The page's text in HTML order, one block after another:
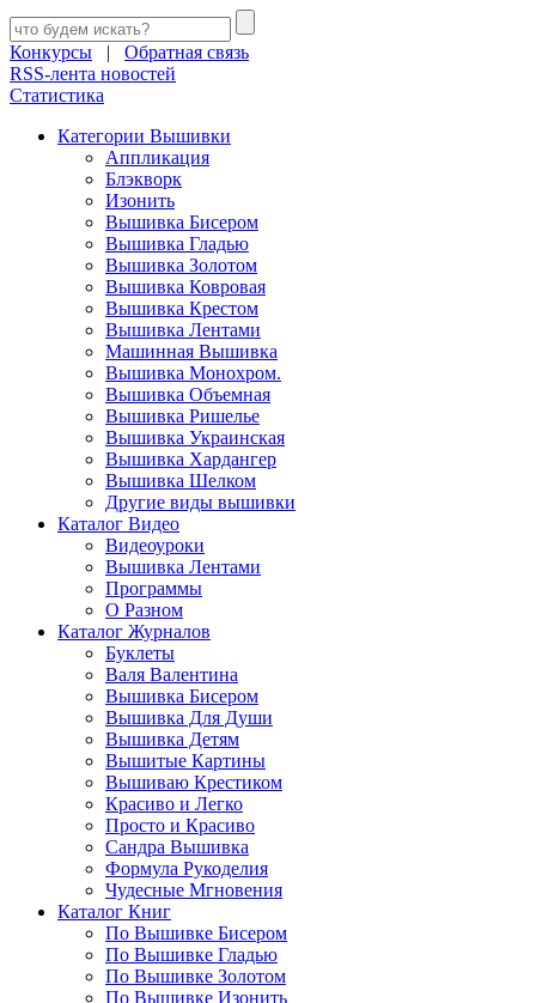
Конкурсы | Обратная связь
RSS-лента новостей
Статистика
Категории Вышивки
Аппликация
Блэкворк
Изонить
Вышивка Бисером
Вышивка Гладью
Вышивка Золотом
Вышивка Ковровая
Вышивка Крестом
Вышивка Лентами
Машинная Вышивка
Вышивка Монохром.
Вышивка Объемная
Вышивка Ришелье
Вышивка Украинская
Вышивка Хардангер
Вышивка Шелком
Другие виды вышивки
Каталог Видео
Видеоуроки
Вышивка Лентами
Программы
О Разном
Каталог Журналов
Буклеты
Валя Валентина
Вышивка Бисером
Вышивка Для Души
Вышивка Детям
Вышитые Картины
Вышиваю Крестиком
Красиво и Легко
Просто и Красиво
Сандра Вышивка
Формула Рукоделия
Чудесные Мгновения
Каталог Книг
По Вышивке Бисером
По Вышивке Гладью
По Вышивке Золотом
По Вышивке Изонить